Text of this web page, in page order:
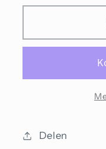
voor
Delen